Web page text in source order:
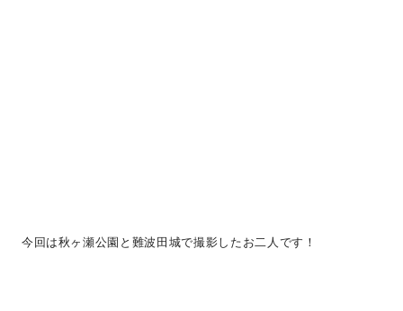
今回は秋ヶ瀬公園と難波田城で撮影したお二人です！